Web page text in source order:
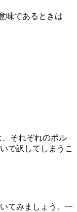
味であるときは
、それぞれのポル
で訳してしまうこ
てみましょう。一